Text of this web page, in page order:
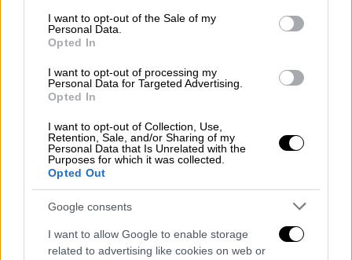
consent section.
I want to opt-out of the Sale of my
Personal Data.
Opted In
I want to opt-out of processing my
Personal Data for Targeted Advertising.
Opted In
I want to opt-out of Collection, Use,
Retention, Sale, and/or Sharing of my
Personal Data that Is Unrelated with the
Purposes for which it was collected.
Opted Out
Google consents
I want to allow Google to enable storage
related to advertising like cookies on web or
κατάσταση αποκλιμακώθηκε και
ομαλοποιήθηκε.
ΔΙΑΒΑΣΤΕ ΕΠΙΣΗΣ
Σκότωσε τη μητέρα του και
προσπάθησε να εξαφανίσει το πτώμα
– Ανατριχιάζουν οι λεπτομέρειες της
τραγωδίας στη Λάρισα